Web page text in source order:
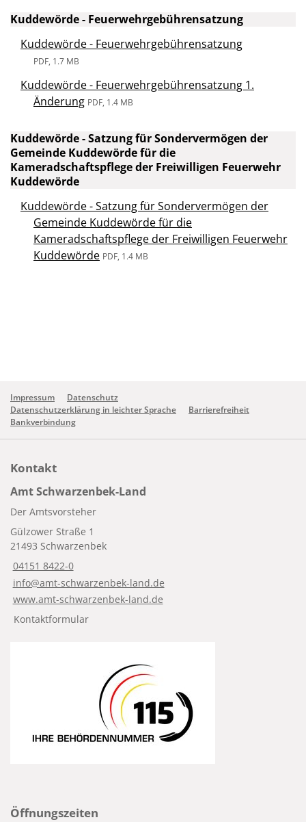
Kuddewörde - Feuerwehrgebührensatzung
Kuddewörde - Feuerwehrgebührensatzung
PDF, 1.7 MB
Kuddewörde - Feuerwehrgebührensatzung 1.
Änderung PDF, 1.4 MB
Kuddewörde - Satzung für Sondervermögen der
Gemeinde Kuddewörde für die
Kameradschaftspflege der Freiwilligen Feuerwehr
Kuddewörde
Kuddewörde - Satzung für Sondervermögen der
Gemeinde Kuddewörde für die
Kameradschaftspflege der Freiwilligen Feuerwehr
Kuddewörde PDF, 1.4 MB
Impressum
Datenschutz
Datenschutzerklärung in leichter Sprache
Barrierefreiheit
Bankverbindung
Kontakt
Amt Schwarzenbek-Land
Der Amtsvorsteher
Gülzower Straße 1
21493 Schwarzenbek
04151 8422-0
info@amt-schwarzenbek-land.de
www.amt-schwarzenbek-land.de
Kontaktformular
Öffnungszeiten